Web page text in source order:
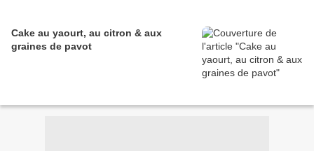
Cake au yaourt, au citron & aux
graines de pavot